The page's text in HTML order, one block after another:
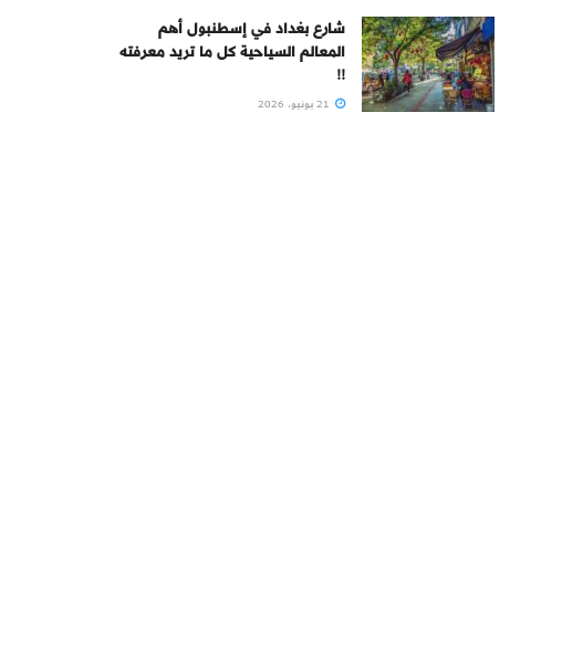
شارع بغداد في إسطنبول أهم
المعالم السياحية كل ما تريد معرفته
!!